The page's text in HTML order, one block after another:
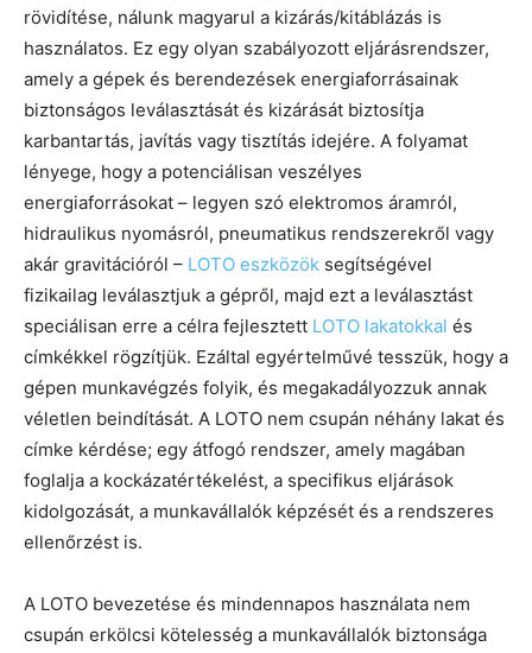
rövidítése, nálunk magyarul a kizárás/kitáblázás is
használatos. Ez egy olyan szabályozott eljárásrendszer,
amely a gépek és berendezések energiaforrásainak
biztonságos leválasztását és kizárását biztosítja
karbantartás, javítás vagy tisztítás idejére. A folyamat
lényege, hogy a potenciálisan veszélyes
energiaforrásokat – legyen szó elektromos áramról,
hidraulikus nyomásról, pneumatikus rendszerekről vagy
akár gravitációról – LOTO eszközök segítségével
fizikailag leválasztjuk a gépről, majd ezt a leválasztást
speciálisan erre a célra fejlesztett LOTO lakatokkal és
címkékkel rögzítjük. Ezáltal egyértelművé tesszük, hogy a
gépen munkavégzés folyik, és megakadályozzuk annak
véletlen beindítását. A LOTO nem csupán néhány lakat és
címke kérdése; egy átfogó rendszer, amely magában
foglalja a kockázatértékelést, a specifikus eljárások
kidolgozását, a munkavállalók képzését és a rendszeres
ellenőrzést is.
A LOTO bevezetése és mindennapos használata nem
csupán erkölcsi kötelesség a munkavállalók biztonsága